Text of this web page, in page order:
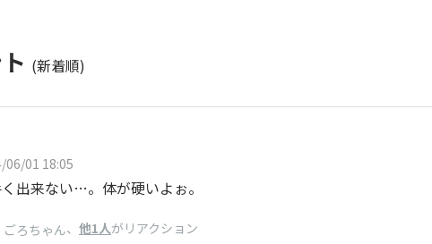
(新着順)
06/01 18:05
く出来ない…。体が硬いよぉ。
ごろちゃん、 他1人がリアクション